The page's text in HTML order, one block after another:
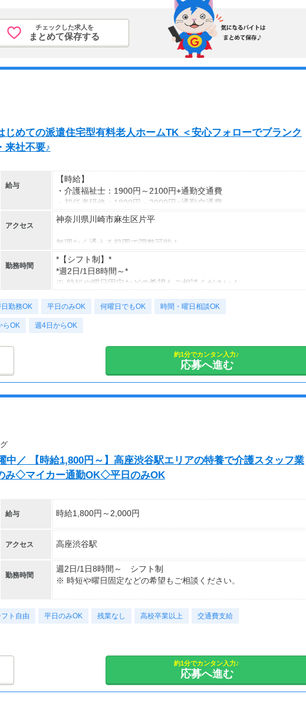
チェックした求人を
まとめて保存する
じめての派遣住宅型有料老人ホームTK ＜安心フォローでブランク
来社不要♪
給与
【時給】
・介護福祉士：1900円～2100円+通勤交通費
・初任者研修：1800円～2000円+通勤交通費
・無資格：1500円～+通勤交通費
※22時～翌5時は別途深夜手当を支給
*＊嬉しい日払いOK*
あなたの頑張りをきちんと評価します！
【月収例】
しっかり働く！週5フルタイムの場合
時給2100円×1日8時間×月22日＝36万9,600円
仕事以外の時間も確保＊週3日勤務の場合
時給1800円×1日8時間×月12日＝17万2,800円
アクセス
神奈川県川崎市麻生区片平
無理なく通える範囲で調整可能！
※受動喫煙対策有（屋内禁煙）
【アクセス】
ライフスタイルに合わせて通勤方法を選べる＊
マイカー・バイク・自転車での通勤も可能◎
勤務時間
*【シフト制】*
*週2日/1日8時間～*
※ 時短や曜日固定などの希望もご相談ください！
【勤務時間例】
日勤 9：00～18：00（休憩1時間）
夜勤 16：00～10：00（休憩2時間）など
あなたのライフスタイルに合わせたお時間でご提案します＊
まずはご応募お待ちしております。
日勤務OK 平日のみOK 何曜日でもOK 時間・曜日相談OK
らOK 週4日からOK
約1分でカンタン入力♪
応募へ進む
中／ 【時給1,800円～】高座渋谷駅エリアの特養で介護スタッフ業
◇マイカー通勤OK◇平日のみOK
給与 時給1,800円～2,000円
アクセス 高座渋谷駅
勤務時間
週2日/1日8時間～ シフト制
※ 時短や曜日固定などの希望もご相談ください。
早番 7：00～16：00（休憩1時間）
フト自由 平日のみOK 残業なし 高校卒業以上 交通費支給
約1分でカンタン入力♪
応募へ進む